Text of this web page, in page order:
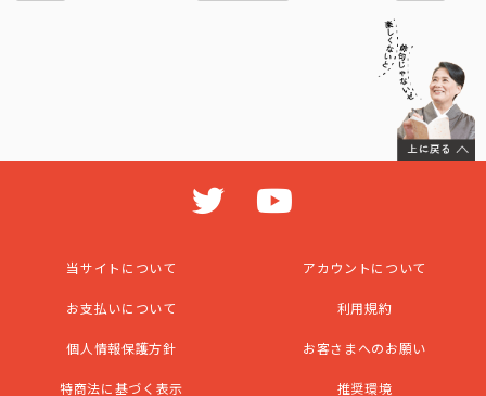
当サイトについて アカウントについて
お支払いについて 利用規約
個人情報保護方針 お客さまへのお願い
特商法に基づく表示 推奨環境